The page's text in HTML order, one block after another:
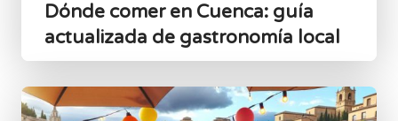
Dónde comer en Cuenca: guía
actualizada de gastronomía local